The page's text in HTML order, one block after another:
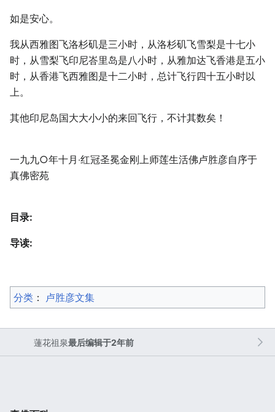
如是安心。
我从西雅图飞洛杉矶是三小时，从洛杉矶飞雪梨是十七小
时，从雪梨飞印尼峇里岛是八小时，从雅加达飞香港是五小
时，从香港飞西雅图是十二小时，总计飞行四十五小时以
上。
其他印尼岛国大大小小的来回飞行，不计其数矣！
一九九○年十月‧红冠圣冕金刚上师莲生活佛卢胜彦自序于
真佛密苑
目录:
导读:
分类 ：​ 卢胜彦文集
蓮花祖泉最后编辑于2年前